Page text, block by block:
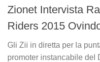
Zionet Intervista
Riders 2015
Gli Zii in diretta per la
promoter instancabile del